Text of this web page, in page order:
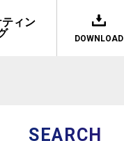
ィン
DOWNLOAD
SEARCH